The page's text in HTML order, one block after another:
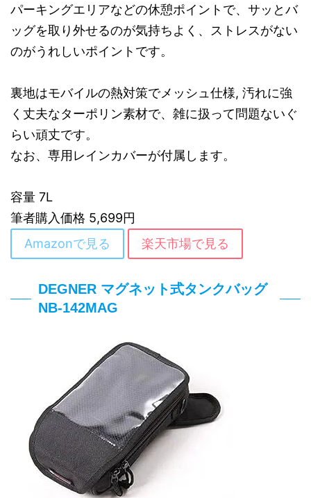
パーキングエリアなどの休憩ポイントで、サッとバ
ッグを取り外せるのが気持ちよく、ストレスがない
のがうれしいポイントです。
裏地はモバイルの熱対策でメッシュ仕様, 汚れに強
く丈夫なターポリン素材で、雑に扱って問題ないぐ
らい頑丈です。
なお、専用レインカバーが付属します。
容量 7L
筆者購入価格 5,699円
Amazonで見る
楽天市場で見る
DEGNER マグネット式タンクバッグ
NB-142MAG